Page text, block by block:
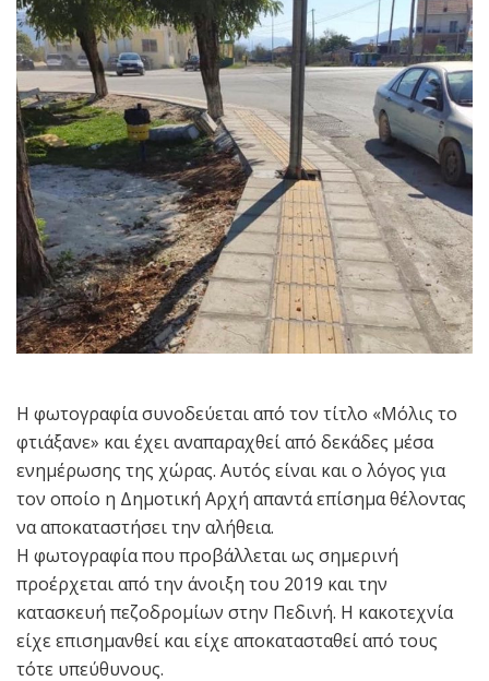
Η φωτογραφία συνοδεύεται από τον τίτλο «Μόλις το
φτιάξανε» και έχει αναπαραχθεί από δεκάδες μέσα
ενημέρωσης της χώρας. Αυτός είναι και ο λόγος για
τον οποίο η Δημοτική Αρχή απαντά επίσημα θέλοντας
να αποκαταστήσει την αλήθεια.
Η φωτογραφία που προβάλλεται ως σημερινή
προέρχεται από την άνοιξη του 2019 και την
κατασκευή πεζοδρομίων στην Πεδινή. Η κακοτεχνία
είχε επισημανθεί και είχε αποκατασταθεί από τους
τότε υπεύθυνους.